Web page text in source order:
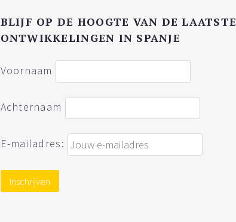
BLIJF OP DE HOOGTE VAN DE LAATSTE
ONTWIKKELINGEN IN SPANJE
Voornaam
Achternaam
E-mailadres: